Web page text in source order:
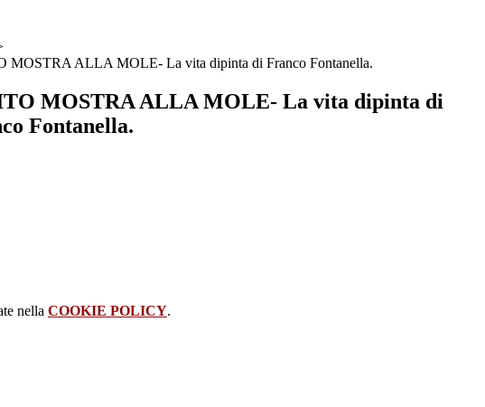
MOSTRA ALLA MOLE- La vita dipinta di Franco Fontanella.
MOSTRA ALLA MOLE- La vita dipinta di
Fontanella.
nella COOKIE POLICY.